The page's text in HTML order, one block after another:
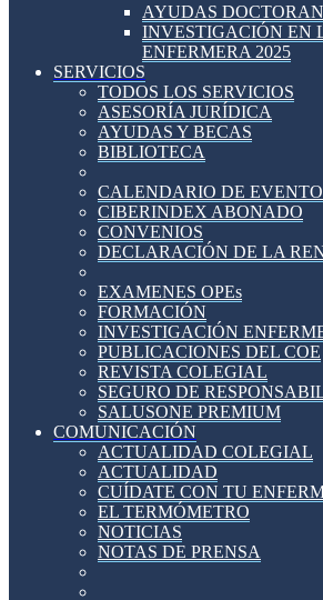
AYUDAS
INVESTIGACIÓN EN
ENFERMERA 2025
SERVICIOS
TODOS LOS SERVICIOS
ASESORÍA JURÍDICA
AYUDAS Y BECAS
BIBLIOTECA
CALENDARIO DE
CIBERINDEX ABONADO
CONVENIOS
DECLARACIÓN DE LA
EXAMENES OPEs
FORMACIÓN
INVESTIGACIÓN
PUBLICACIONES DEL COE
REVISTA COLEGIAL
SEGURO DE
SALUSONE PREMIUM
COMUNICACIÓN
ACTUALIDAD COLEGIAL
ACTUALIDAD
CUÍDATE CON TU
EL TERMÓMETRO
NOTICIAS
NOTAS DE PRENSA